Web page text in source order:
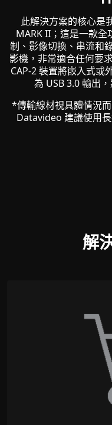
此解決方案的核心是
MARK II；這是一款
制、影像切換、串流和
影機，非常適合任何要
CAP-2 裝置將嵌入式或
為 USB 3.0 輸出
*傳輸線材視具體情況
Datavideo 建議使用長
解